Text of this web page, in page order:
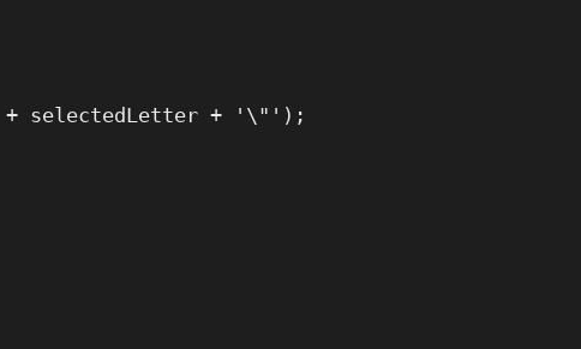
selectedLetter + '\"');